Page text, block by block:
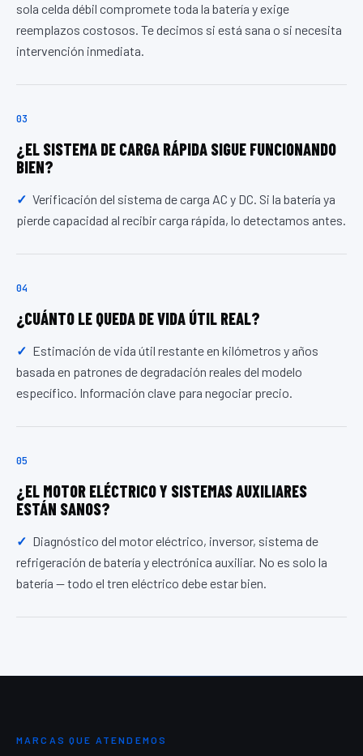
sola celda débil compromete toda la batería y exige
reemplazos costosos. Te decimos si está sana o si necesita
intervención inmediata.
03
¿EL SISTEMA DE CARGA RÁPIDA SIGUE FUNCIONANDO
BIEN?
Verificación del sistema de carga AC y DC. Si la batería ya
pierde capacidad al recibir carga rápida, lo detectamos antes.
04
¿CUÁNTO LE QUEDA DE VIDA ÚTIL REAL?
Estimación de vida útil restante en kilómetros y años
basada en patrones de degradación reales del modelo
específico. Información clave para negociar precio.
05
¿EL MOTOR ELÉCTRICO Y SISTEMAS AUXILIARES
ESTÁN SANOS?
Diagnóstico del motor eléctrico, inversor, sistema de
refrigeración de batería y electrónica auxiliar. No es solo la
batería — todo el tren eléctrico debe estar bien.
MARCAS QUE ATENDEMOS